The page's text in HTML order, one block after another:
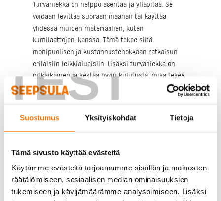
TEST
Suostumus Yksityiskohdat Tietoja
Tämä sivusto käyttää evästeitä
Käytämme evästeitä tarjoamamme sisällön ja mainosten
räätälöimiseen, sosiaalisen median ominaisuuksien
tukemiseen ja kävijämäärämme analysoimiseen. Lisäksi
Turvahiekka on helppo asentaa ja ylläpitää. Se
voidaan levittää suoraan maahan tai käyttää
yhdessä muiden materiaalien, kuten
kumilaattojen, kanssa. Tämä tekee siitä
monipuolisen ja kustannustehokkaan ratkaisun
erilaisiin leikkialueisiin. Lisäksi turvahiekka on
pitkäikäinen ja kestää hyvin kulutusta, mikä tekee
siitä erinomaisen valinnan niin julkisiin kuin
yksityisiin leikkipaikkoihin.
Turvahiekan edut ja
Turvahiekka tarjoaa monia etuja verrattuna muihin
leikkialueiden materiaaleihin. Ensinnäkin se on
erittäin pehmeä ja joustava, mikä vähentää